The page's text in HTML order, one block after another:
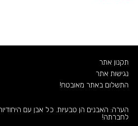
תקנון אתר
נגישות אתר
התשלום באתר מאובטח!
הערה: האבנים הן טבעיות. כל אבן עם
לחברתה!